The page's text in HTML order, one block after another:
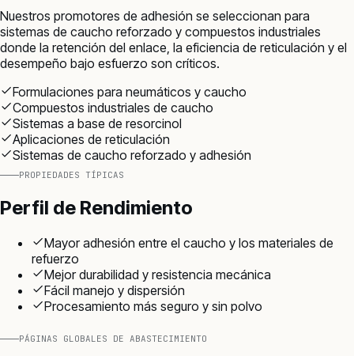
Nuestros promotores de adhesión se seleccionan para
sistemas de caucho reforzado y compuestos industriales
donde la retención del enlace, la eficiencia de reticulación y el
desempeño bajo esfuerzo son críticos.
Formulaciones para neumáticos y caucho
Compuestos industriales de caucho
Sistemas a base de resorcinol
Aplicaciones de reticulación
Sistemas de caucho reforzado y adhesión
PROPIEDADES TÍPICAS
Perfil de Rendimiento
Mayor adhesión entre el caucho y los materiales de
refuerzo
Mejor durabilidad y resistencia mecánica
Fácil manejo y dispersión
Procesamiento más seguro y sin polvo
PÁGINAS GLOBALES DE ABASTECIMIENTO